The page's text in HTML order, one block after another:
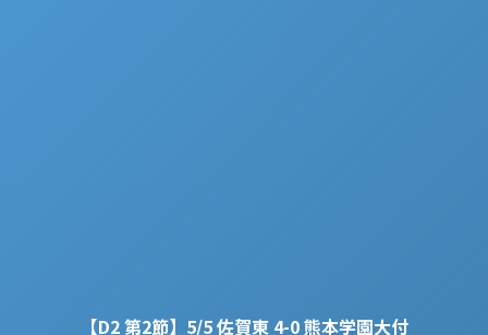
【D2 第2節】5/5 佐賀東 4-0 熊本学園大付